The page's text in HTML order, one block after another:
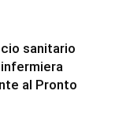
sanitario
al Pronto